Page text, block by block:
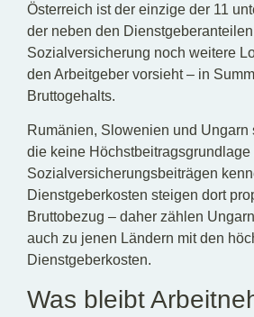
Österreich ist der einzige der 11
der neben den
Sozialversicherung noch weitere
den Arbeitgeber vorsieht – in
Bruttogehalts.
Rumänien, Slowenien und Ungarn
die keine Höchstbeitragsgrundlage
Sozialversicherungsbeiträgen
Dienstgeberkosten steigen dort
Bruttobezug – daher zählen
auch zu jenen Ländern mit den
Dienstgeberkosten.
Was bleibt